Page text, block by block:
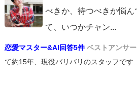
べきか、待つべきか悩
て、いつかチャン...
恋愛マスター&AI回答5件 ベストアンサ
て約15年、現役バリバリのスタッフです